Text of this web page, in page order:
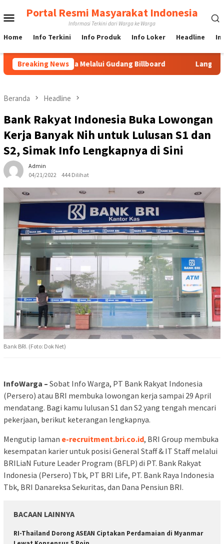
ke
Menu
Mobile
Portal Resmi Masyarakat Indonesia
Informasi Terkini dari Warga ke Warga
Home Info Terkini Info Produk Info Loker Headline
Breaking News
di Jakarta Melalui Gudang Billboard Langkah Cepat
Beranda Headline
Bank Rakyat Indonesia Buka Lowongan
Kerja Banyak Nih untuk Lulusan S1 dan
S2, Simak Info Lengkapnya di Sini
Admin
04/21/2022
444 Dilihat
Bank BRI. (Foto: Dok Net)
InfoWarga – Sobat Info Warga, PT Bank Rakyat Indonesia
(Persero) atau BRI membuka lowongan kerja sampai 29 April
mendatang. Bagi kamu lulusan S1 dan S2 yang tengah mencari
pekerjaan, berikut keterangan lengkapnya.
Mengutip laman e-recruitment.bri.co.id, BRI Group membuka
kesempatan karier untuk posisi General Staff & IT Staff melalui
BRILiaN Future Leader Program (BFLP) di PT. Bank Rakyat
Indonesia (Persero) Tbk, PT BRI Life, PT. Bank Raya Indonesia
Tbk, BRI Danareksa Sekuritas, dan Dana Pensiun BRI.
BACAAN LAINNYA
RI-Thailand Dorong ASEAN Ciptakan Perdamaian di Myanmar